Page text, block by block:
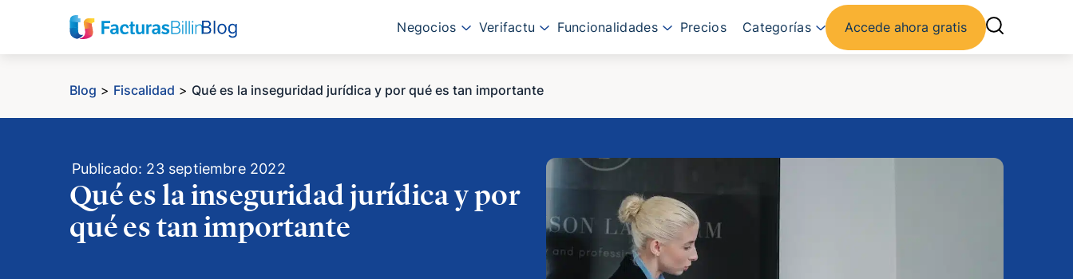
Negocios Verifactu Funcionalidades Precios Categorías Accede ahora gratis
Blog > Fiscalidad > Qué es la inseguridad jurídica y por qué es tan importante
Publicado: 23 septiembre 2022
Qué es la inseguridad jurídica y por
qué es tan importante